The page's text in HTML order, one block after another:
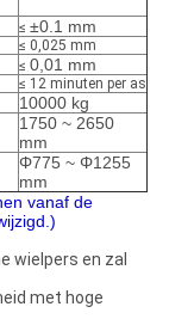
≤ ±0.1 mm
≤ 0,025 mm
≤ 0,01 mm
≤ 12 minuten per as
10000 kg
1750 ~ 2650
mm
Φ775 ~ Φ1255
mm
vanaf de
wielpers en zal
met hoge